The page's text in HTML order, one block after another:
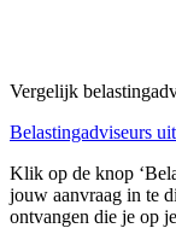
Vergelijk
Belastingadviseurs
Klik op de knop
jouw aanvraag in te
ontvangen die je op